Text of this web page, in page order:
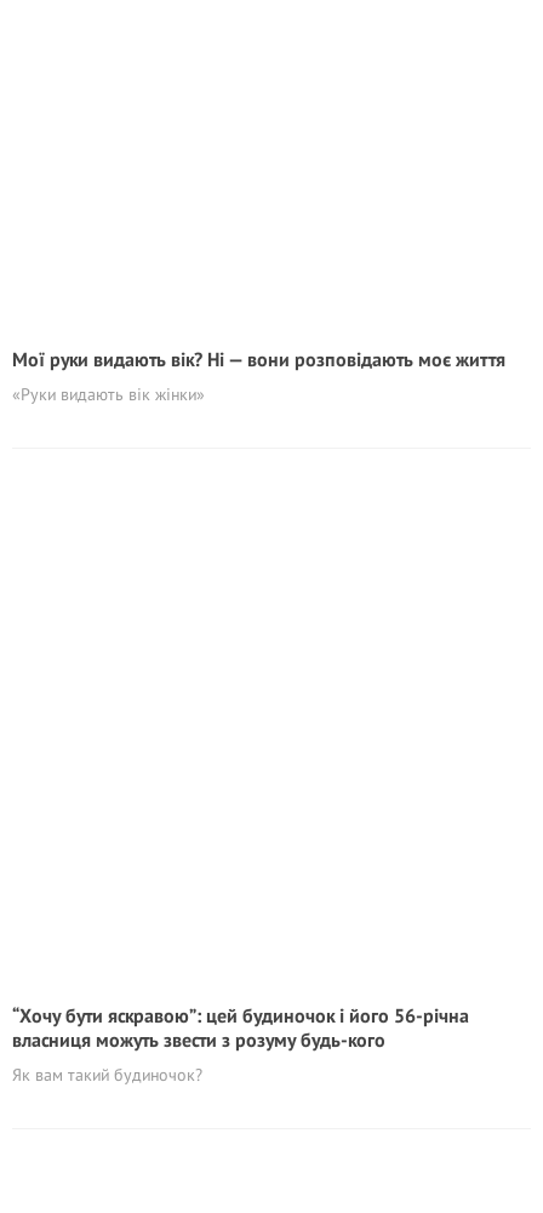
Мої руки видають вік? Ні — вони розповідають моє життя
«Руки видають вік жінки»
“Хочу бути яскравою”: цей будиночок і його 56-річна
власниця можуть звести з розуму будь-кого
Як вам такий будиночок?